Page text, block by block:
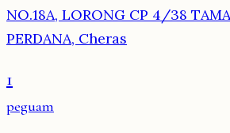
NO.18A, LORONG CP 4/38
PERDANA, Cheras
1
peguam